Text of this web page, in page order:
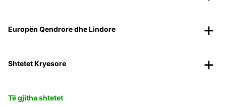
Europën Qendrore dhe Lindore
Shtetet Kryesore
Të gjitha shtetet